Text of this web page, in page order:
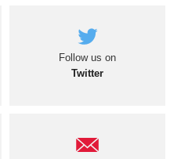
Follow us on
Twitter